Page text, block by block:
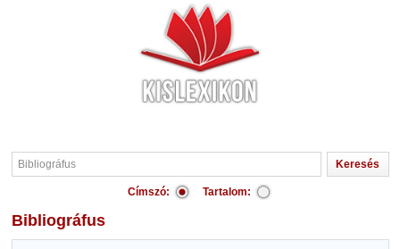
Címszó: Tartalom:
Bibliográfus